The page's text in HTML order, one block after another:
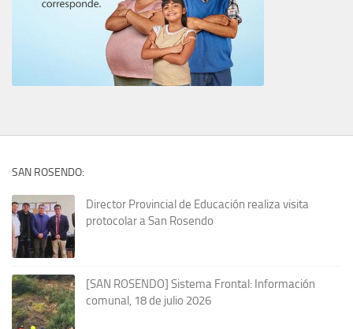
SAN ROSENDO:
Director Provincial de Educación realiza visita
protocolar a San Rosendo
[SAN ROSENDO] Sistema Frontal: Información
comunal, 18 de julio 2026